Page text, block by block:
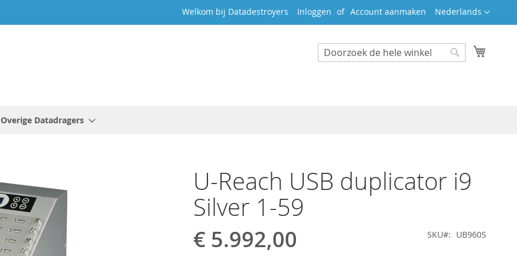
Taal
Nederlands
Welkom bij Datadestroyers Inloggen Account aanmaken
Search
Overige Datadragers
U-Reach USB duplicator i9
Silver 1-59
€ 5.992,00 SKU UB960S